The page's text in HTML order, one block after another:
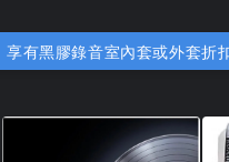
享有黑膠錄音室內套或外套折